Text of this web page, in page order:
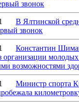
звонок
В Ялтинской
звонок
Константин
организации
возможностями
Министр спорта